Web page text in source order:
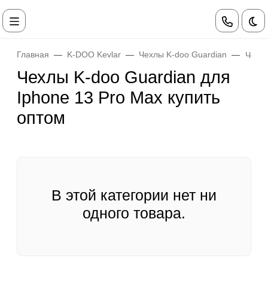
Главная K-DOO Kevlar Чехлы K-doo Guardian
Чехлы K-doo Guardian для
Iphone 13 Pro Max купить
оптом
В этой категории нет ни
одного товара.